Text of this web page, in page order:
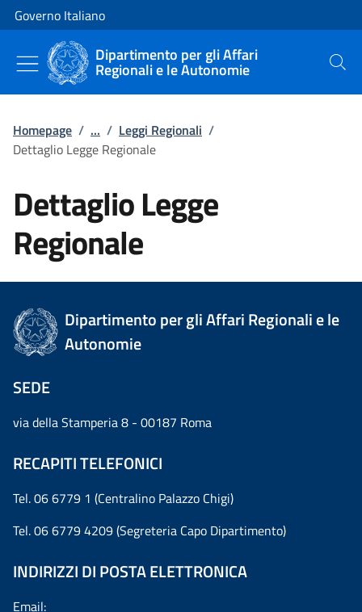
Vai al contenuto
Vai alla navigazione del sito
Governo Italiano
Dipartimento per gli Affari
Regionali e le Autonomie Cerca
Homepage / ... / Leggi Regionali /
Dettaglio Legge Regionale
Dettaglio Legge
Regionale
Dipartimento per gli Affari Regionali e le
Autonomie
SEDE
via della Stamperia 8 - 00187 Roma
RECAPITI TELEFONICI
Tel. 06 6779 1 (Centralino Palazzo Chigi)
Tel. 06 6779 4209 (Segreteria Capo Dipartimento)
INDIRIZZI DI POSTA ELETTRONICA
Email: